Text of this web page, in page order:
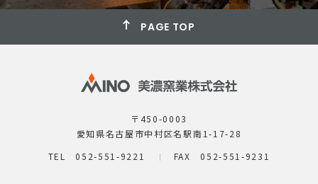
PAGE TOP
〒450-0003
愛知県名古屋市中村区名駅南1-17-28
TEL 052-551-9221
FAX 052-551-9231